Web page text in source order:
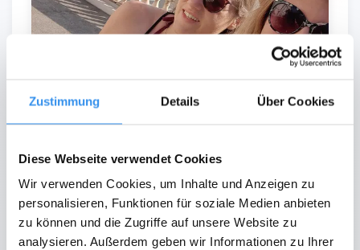
Zustimmung Details Über Cookies
Diese Webseite verwendet Cookies
Wir verwenden Cookies, um Inhalte und Anzeigen zu
personalisieren, Funktionen für soziale Medien anbieten
zu können und die Zugriffe auf unsere Website zu
analysieren. Außerdem geben wir Informationen zu Ihrer
Vielen Dank nochmal für die tolle Reise! Ich
fand sie perfekt genauso wie sie war. Wir haben
es so gemacht, dass eine dritte Person wusste